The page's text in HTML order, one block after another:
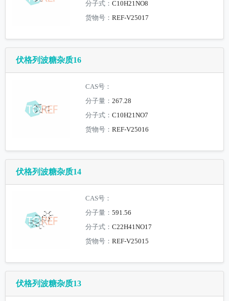
分子式：C10H21NO8
货物号：REF-V25017
伏格列波糖杂质16
CAS号：
分子量：267.28
分子式：C10H21NO7
货物号：REF-V25016
伏格列波糖杂质14
CAS号：
分子量：591.56
分子式：C22H41NO17
货物号：REF-V25015
伏格列波糖杂质13